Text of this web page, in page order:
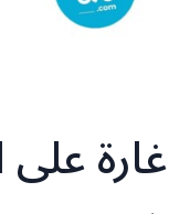
غارة على